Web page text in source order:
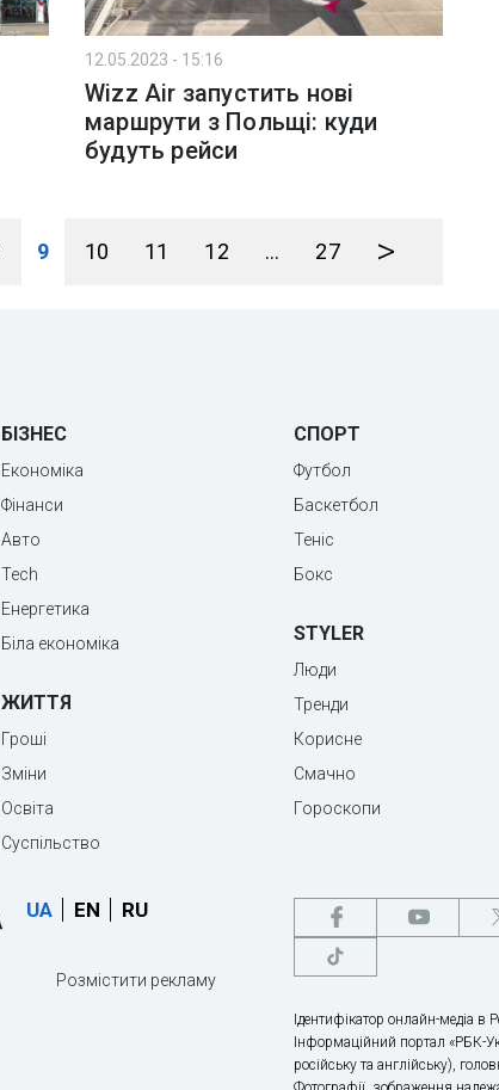
12.05.2023 - 15:16
Wizz Air запустить нові
маршрути з Польщі: куди
будуть рейси
9 10 11 12 ... 27 >
БІЗНЕС
Економіка
Фінанси
Авто
Tech
Енергетика
Біла економіка
ЖИТТЯ
Гроші
Зміни
Освіта
Суспільство
СПОРТ
Футбол
Баскетбол
Теніс
Бокс
STYLER
Люди
Тренди
Корисне
Смачно
Гороскопи
UA EN RU
Розмістити рекламу
Ідентифікатор онлайн-медіа в
Інформаційний портал «РБК-
російську та англійську),